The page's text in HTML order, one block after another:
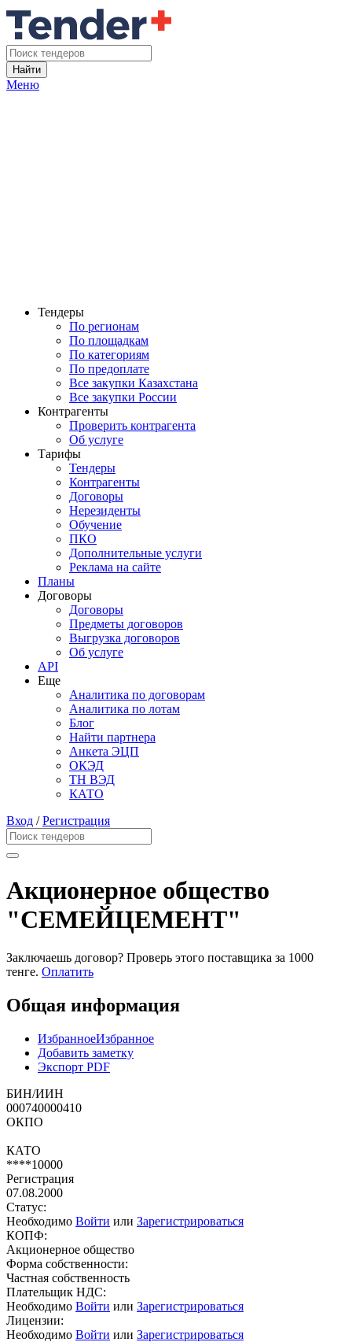
Найти
Меню
Тендеры
По регионам
По площадкам
По категориям
По предоплате
Все закупки Казахстана
Все закупки России
Контрагенты
Проверить контрагента
Об услуге
Тарифы
Тендеры
Контрагенты
Договоры
Нерезиденты
Обучение
ПКО
Дополнительные услуги
Реклама на сайте
Планы
Договоры
Договоры
Предметы договоров
Выгрузка договоров
Об услуге
API
Еще
Аналитика по договорам
Аналитика по лотам
Блог
Найти партнера
Анкета ЭЦП
ОКЭД
ТН ВЭД
КАТО
Вход /Регистрация
Акционерное общество
"СЕМЕЙЦЕМЕНТ"
Заключаешь договор? Проверь этого поставщика за 1000
тенге. Оплатить
Общая информация
ИзбранноеИзбранное
Добавить заметку
Экспорт PDF
БИН/ИИН
000740000410
ОКПО
КАТО
****10000
Регистрация
07.08.2000
Статус:
Необходимо Войти или Зарегистрироваться
КОПФ:
Акционерное общество
Форма собственности:
Частная собственность
Плательщик НДС:
Необходимо Войти или Зарегистрироваться
Лицензии:
Необходимо Войти или Зарегистрироваться